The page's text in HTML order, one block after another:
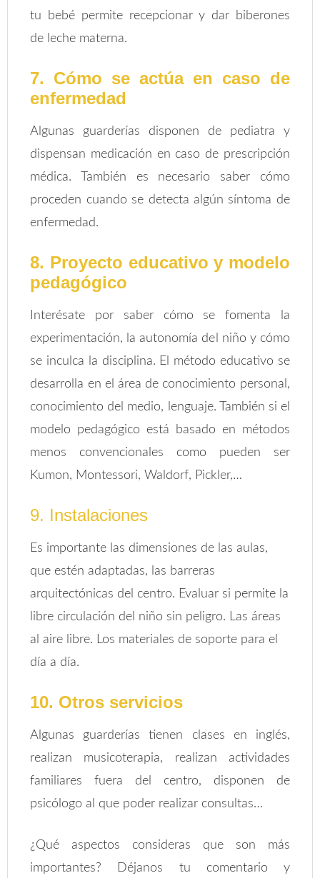
tu bebé permite recepcionar y dar biberones
de leche materna.
7. Cómo se actúa en caso de
enfermedad
Algunas guarderías disponen de pediatra y
dispensan medicación en caso de prescripción
médica. También es necesario saber cómo
proceden cuando se detecta algún síntoma de
enfermedad.
8. Proyecto educativo y modelo
pedagógico
Interésate por saber cómo se fomenta la
experimentación, la autonomía del niño y cómo
se inculca la disciplina. El método educativo se
desarrolla en el área de conocimiento personal,
conocimiento del medio, lenguaje. También si el
modelo pedagógico está basado en métodos
menos convencionales como pueden ser
Kumon, Montessori, Waldorf, Pickler,…
9. Instalaciones
Es importante las dimensiones de las aulas,
que estén adaptadas, las barreras
arquitectónicas del centro. Evaluar si permite la
libre circulación del niño sin peligro. Las áreas
al aire libre. Los materiales de soporte para el
día a día.
10. Otros servicios
Algunas guarderías tienen clases en inglés,
realizan musicoterapia, realizan actividades
familiares fuera del centro, disponen de
psicólogo al que poder realizar consultas…
¿Qué aspectos consideras que son más
importantes? Déjanos tu comentario y